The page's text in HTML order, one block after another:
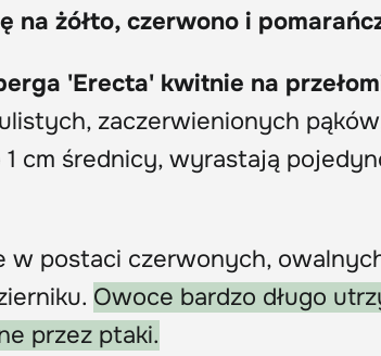
na żółto, czerwono i
'Erecta' kwitnie na
zaczerwienionych
1 cm średnicy, wyrastają
w postaci czerwonych,
Owoce bardzo długo
przez ptaki.